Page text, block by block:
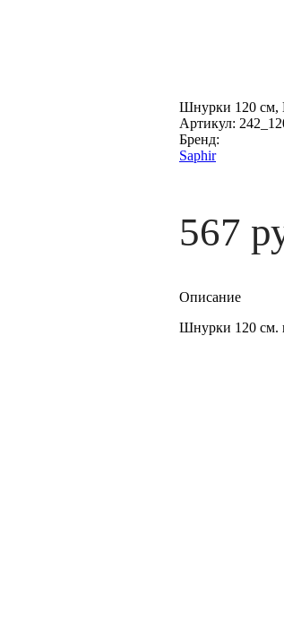
Шнурки 120 см,
Артикул:
Бренд:
Saphir
567
Описание
Шнурки 120 см.